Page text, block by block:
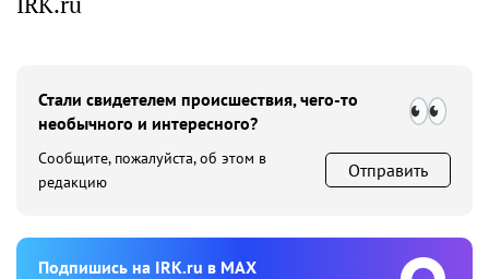
Стали свидетелем происшествия, чего-то
необычного и интересного?
Сообщите, пожалуйста, об этом в
редакцию
Отправить
Подпишиcь на IRK.ru в MAX